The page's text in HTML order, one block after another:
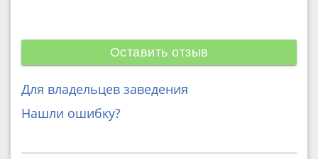
Оставить отзыв
Для владельцев заведения
Нашли ошибку?